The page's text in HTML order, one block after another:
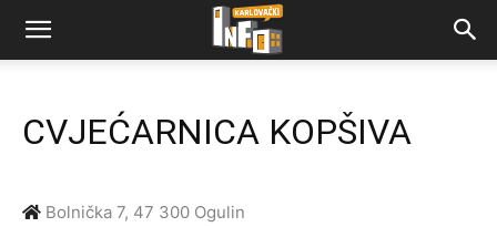
CVJEĆARNICA KOPŠIVA
Bolnička 7, 47 300 Ogulin